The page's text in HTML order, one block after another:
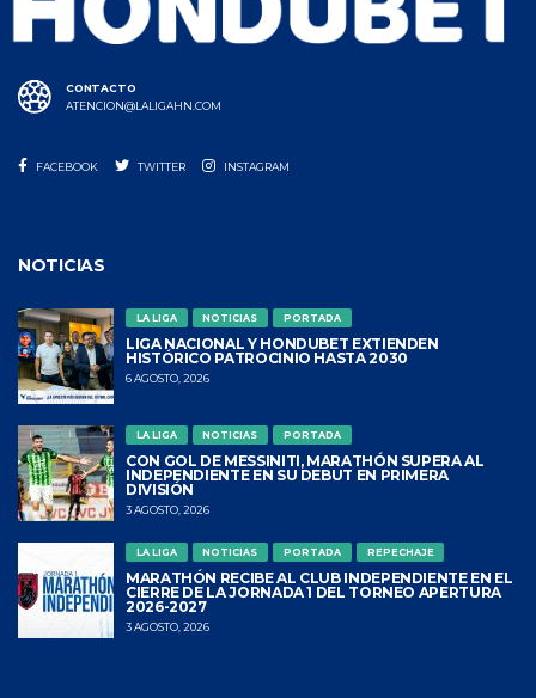
CONTACTO
ATENCION@LALIGAHN.COM
FACEBOOK TWITTER INSTAGRAM
NOTICIAS
LA LIGA NOTICIAS PORTADA
LIGA NACIONAL Y HONDUBET EXTIENDEN
HISTÓRICO PATROCINIO HASTA 2030
6 AGOSTO, 2026
LA LIGA NOTICIAS PORTADA
CON GOL DE MESSINITI, MARATHÓN SUPERA AL
INDEPENDIENTE EN SU DEBUT EN PRIMERA
DIVISIÓN
3 AGOSTO, 2026
LA LIGA NOTICIAS PORTADA REPECHAJE
MARATHÓN RECIBE AL CLUB INDEPENDIENTE EN EL
CIERRE DE LA JORNADA 1 DEL TORNEO APERTURA
2026-2027
3 AGOSTO, 2026